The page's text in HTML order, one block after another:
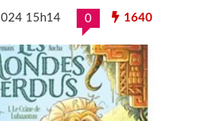
15h14 0 1640